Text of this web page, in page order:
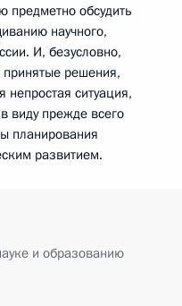
предметно обсудить
научного,
И, безусловно,
решения,
непростая ситуация,
виду прежде всего
планирования
развитием.
и образованию